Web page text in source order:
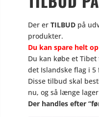
Der erTILBUD på
produkter.
Du kan spare helt
Du kan købe et
det Islandske flag i
Disse tilbud skal
nu, og så længe
Der handles efter